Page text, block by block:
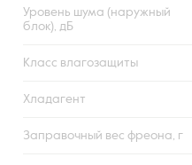
Уровень шума (наружный
блок), дБ
Класс влагозащиты
Хладагент
Заправочный вес фреона, г